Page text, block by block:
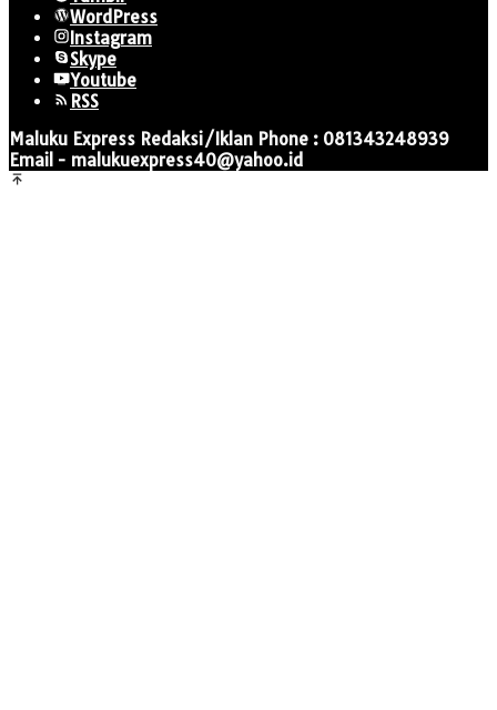
WordPress
Instagram
Skype
Youtube
RSS
Maluku Express Redaksi/Iklan Phone : 081343248939
Email - malukuexpress40@yahoo.id